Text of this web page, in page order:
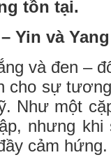
tồn tại.
Yin và
và đen –
cho sự
Như một
nhưng khi
cảm hứng.